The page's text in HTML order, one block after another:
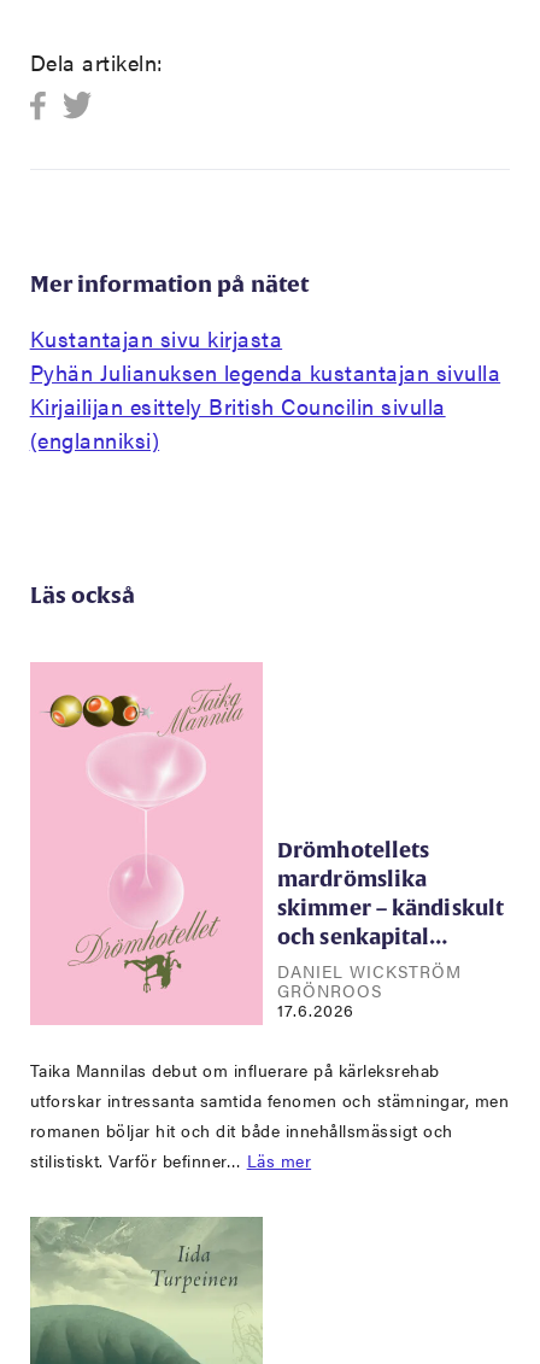
Dela artikeln:
Mer information på nätet
Kustantajan sivu kirjasta
Pyhän Julianuksen legenda kustantajan sivulla
Kirjailijan esittely British Councilin sivulla
(englanniksi)
Läs också
Drömhotellets
mardrömslika
skimmer – kändiskult
och senkapital…
DANIEL WICKSTRÖM
GRÖNROOS
17.6.2026
Taika Mannilas debut om influerare på kärleksrehab
utforskar intressanta samtida fenomen och stämningar, men
romanen böljar hit och dit både innehållsmässigt och
stilistiskt. Varför befinner… Läs mer